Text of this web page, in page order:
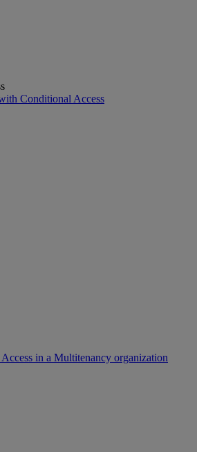
Conditional Access
in a Multitenancy organization